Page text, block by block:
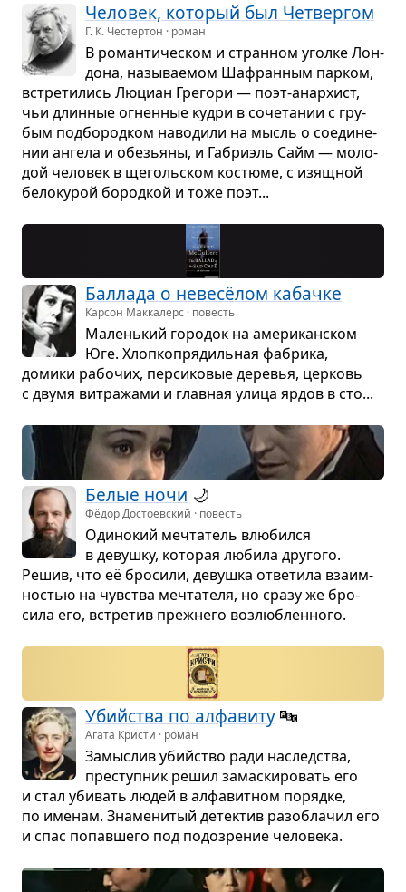
Чело­век, кото­рый был Чет­вер­гом
Г. К. Честертон · роман
В роман­ти­че­ском и стран­ном уголке Лон­
дона, назы­ва­е­мом Шафран­ным пар­ком,
встре­ти­лись Люциан Гре­гори — поэт-анар­хист,
чьи длин­ные огнен­ные кудри в соче­та­нии с гру­
бым под­бо­род­ком наво­дили на мысль о соеди­не­
нии ангела и обе­зьяны, и Габри­эль Сайм — моло­
дой чело­век в щеголь­ском костюме, с изящ­ной
бело­ку­рой бород­кой и тоже поэт...
Бал­лада о невесёлом кабачке
Карсон Маккалерс · повесть
Малень­кий горо­док на аме­ри­кан­ском
Юге. Хлоп­ко­пря­диль­ная фабрика,
домики рабо­чих, пер­си­ко­вые дере­вья, цер­ковь
с двумя вит­ра­жами и глав­ная улица ярдов в сто...
Белые ночи 🌙
Фёдор Достоевский · повесть
Оди­но­кий меч­та­тель влю­бился
в девушку, кото­рая любила дру­гого.
Решив, что её бро­сили, девушка отве­тила вза­им­
но­стью на чув­ства меч­та­теля, но сразу же бро­
сила его, встре­тив преж­него воз­люб­лен­ного.
Убийства по алфа­виту🔤
Агата Кристи · роман
Замыс­лив убийство ради наслед­ства,
пре­ступ­ник решил замас­ки­ро­вать его
и стал уби­вать людей в алфа­вит­ном порядке,
по име­нам. Зна­ме­ни­тый детек­тив раз­об­ла­чил его
и спас попав­шего под подо­зре­ние чело­века.